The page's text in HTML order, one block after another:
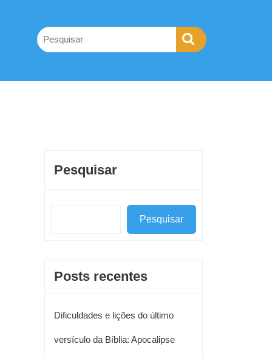
Pesquisar
Pesquisar
Posts recentes
Dificuldades e lições do último
versículo da Bíblia: Apocalipse